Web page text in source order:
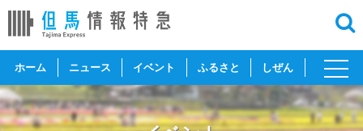
ホーム ニュース イベント ふるさと しぜん
toggle